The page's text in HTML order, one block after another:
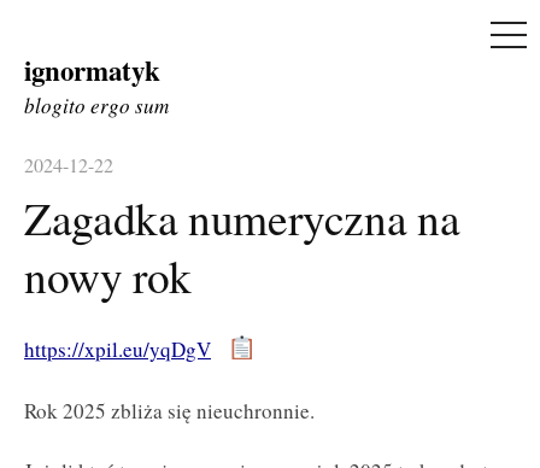
Skip
to
ignormatyk
blogito ergo sum
2024-12-22
Zagadka numeryczna na
nowy rok
https://xpil.eu/yqDgV
Rok 2025 zbliża się nieuchronnie.